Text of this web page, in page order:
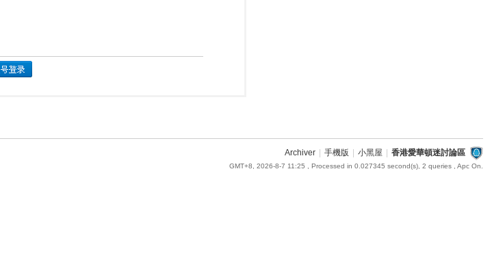
Archiver 手機版 小黑屋 香港愛華頓迷討論區
GMT+8, 2026-8-7 11:25 , Processed in 0.027345 second(s), 2 queries , Apc On.